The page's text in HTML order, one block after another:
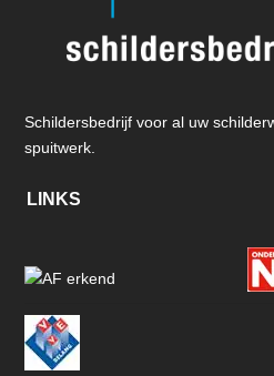
Schildersbedrijf voor al uw
spuitwerk.
LINKS